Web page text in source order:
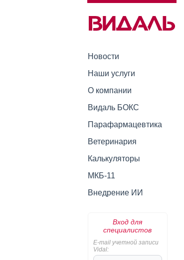
Новости
Наши услуги
О компании
Видаль БОКС
Парафармацевтика
Ветеринария
Калькуляторы
МКБ-11
Внедрение ИИ
Вход для
специалистов
E-mail учетной записи
Vidal: